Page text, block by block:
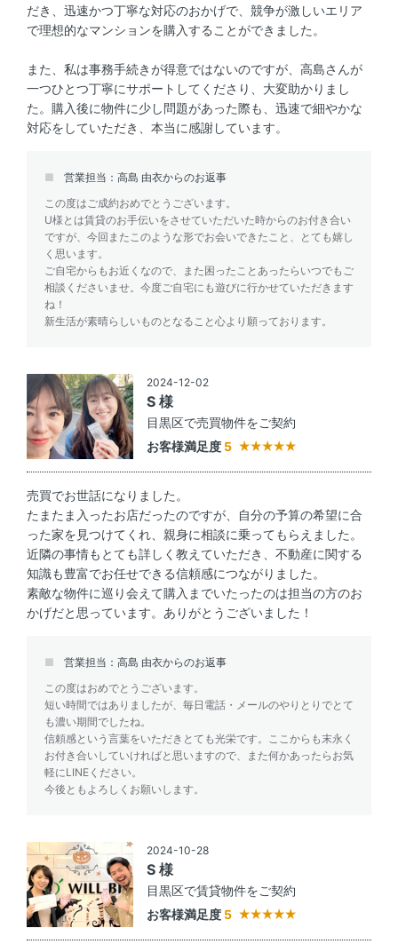
だき、迅速かつ丁寧な対応のおかげで、競争が激しいエリア
で理想的なマンションを購入することができました。
また、私は事務手続きが得意ではないのですが、高島さんが
一つひとつ丁寧にサポートしてくださり、大変助かりまし
た。購入後に物件に少し問題があった際も、迅速で細やかな
対応をしていただき、本当に感謝しています。
営業担当：高島 由衣からのお返事
この度はご成約おめでとうございます。
U様とは賃貸のお手伝いをさせていただいた時からのお付き合い
ですが、今回またこのような形でお会いできたこと、とても嬉し
く思います。
ご自宅からもお近くなので、また困ったことあったらいつでもご
相談くださいませ。今度ご自宅にも遊びに行かせていただきます
ね！
新生活が素晴らしいものとなること心より願っております。
2024-12-02
S 様
目黒区で売買物件をご契約
お客様満足度 5
売買でお世話になりました。
たまたま入ったお店だったのですが、自分の予算の希望に合
った家を見つけてくれ、親身に相談に乗ってもらえました。
近隣の事情もとても詳しく教えていただき、不動産に関する
知識も豊富でお任せできる信頼感につながりました。
素敵な物件に巡り会えて購入までいたったのは担当の方のお
かげだと思っています。ありがとうございました！
営業担当：高島 由衣からのお返事
この度はおめでとうございます。
短い時間ではありましたが、毎日電話・メールのやりとりでとて
も濃い期間でしたね。
信頼感という言葉をいただきとても光栄です。ここからも末永く
お付き合いしていければと思いますので、また何かあったらお気
軽にLINEください。
今後ともよろしくお願いします。
2024-10-28
S 様
目黒区で賃貸物件をご契約
お客様満足度 5